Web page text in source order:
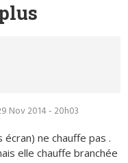
Nov 2014 - 20h03
écran) ne chauffe pas .
elle chauffe branchée